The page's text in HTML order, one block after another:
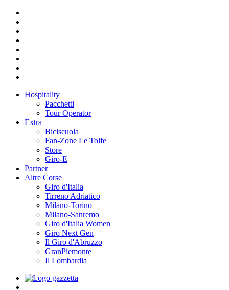
Hospitality
Pacchetti
Tour Operator
Extra
Biciscuola
Fan-Zone Le Tolfe
Store
Giro-E
Partner
Altre Corse
Giro d'Italia
Tirreno Adriatico
Milano-Torino
Milano-Sanremo
Giro d'Italia Women
Giro Next Gen
Il Giro d'Abruzzo
GranPiemonte
Il Lombardia